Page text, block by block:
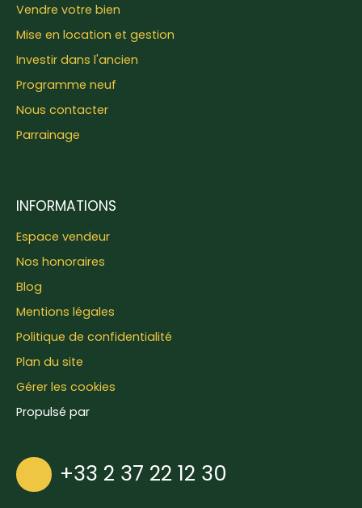
Vendre votre bien
Mise en location et gestion
Investir dans l'ancien
Programme neuf
Nous contacter
Parrainage
INFORMATIONS
Espace vendeur
Nos honoraires
Blog
Mentions légales
Politique de confidentialité
Plan du site
Gérer les cookies
Propulsé par
+33 2 37 22 12 30